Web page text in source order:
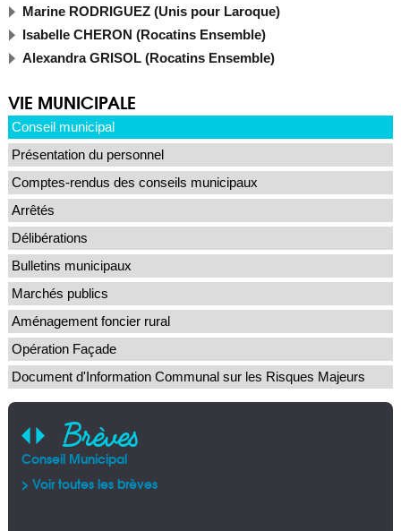
Marine RODRIGUEZ (Unis pour Laroque)
Isabelle CHERON (Rocatins Ensemble)
Alexandra GRISOL (Rocatins Ensemble)
VIE MUNICIPALE
Conseil municipal
Présentation du personnel
Comptes-rendus des conseils municipaux
Arrêtés
Délibérations
Bulletins municipaux
Marchés publics
Aménagement foncier rural
Opération Façade
Document d'Information Communal sur les Risques Majeurs
Brèves
Conseil Municipal
> Voir toutes les brèves